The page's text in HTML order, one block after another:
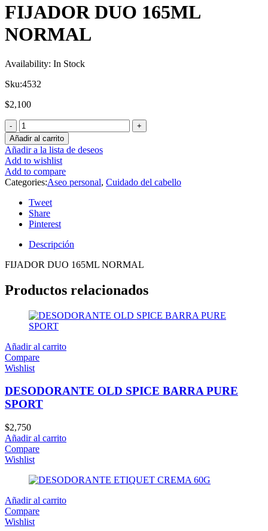
FIJADOR DUO 165ML
NORMAL
Availability: In Stock
Sku:4532
$2,100
Añadir al carrito
Añadir a la lista de deseos
Add to wishlist
Add to compare
Categories:Aseo personal, Cuidado del cabello
Tweet
Share
Pinterest
Descripción
FIJADOR DUO 165ML NORMAL
Productos relacionados
Añadir al carrito
Compare
Wishlist
DESODORANTE OLD SPICE BARRA PURE
SPORT
$2,750
Añadir al carrito
Compare
Wishlist
Añadir al carrito
Compare
Wishlist